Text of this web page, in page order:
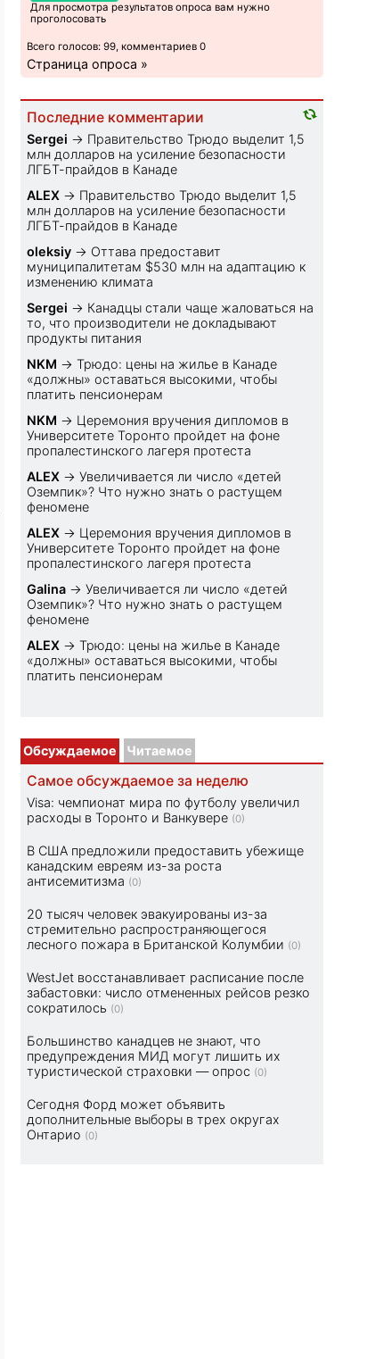
Для просмотра результатов опроса вам нужно
проголосовать
Всего голосов: 99, комментариев 0
Страница опроса »
Последние комментарии
Sеrgei → Правительство Трюдо выделит 1,5
млн долларов на усиление безопасности
ЛГБТ-прайдов в Канаде
ALEX → Правительство Трюдо выделит 1,5
млн долларов на усиление безопасности
ЛГБТ-прайдов в Канаде
oleksiy → Оттава предоставит
муниципалитетам $530 млн на адаптацию к
изменению климата
Sеrgei → Канадцы стали чаще жаловаться на
то, что производители не докладывают
продукты питания
NKM →Трюдо: цены на жилье в Канаде
«должны» оставаться высокими, чтобы
платить пенсионерам
NKM → Церемония вручения дипломов в
Университете Торонто пройдет на фоне
пропалестинского лагеря протеста
ALEX →Увеличивается ли число «детей
Оземпик»? Что нужно знать о растущем
феномене
ALEX → Церемония вручения дипломов в
Университете Торонто пройдет на фоне
пропалестинского лагеря протеста
Galina →Увеличивается ли число «детей
Оземпик»? Что нужно знать о растущем
феномене
ALEX →Трюдо: цены на жилье в Канаде
«должны» оставаться высокими, чтобы
платить пенсионерам
Обсуждаемое Читаемое
Самое обсуждаемое за неделю
Visa: чемпионат мира по футболу увеличил
расходы в Торонто и Ванкувере (0)
В США предложили предоставить убежище
канадским евреям из-за роста
антисемитизма (0)
20 тысяч человек эвакуированы из-за
стремительно распространяющегося
лесного пожара в Британской Колумбии (0)
WestJet восстанавливает расписание после
забастовки: число отмененных рейсов резко
сократилось (0)
Большинство канадцев не знают, что
предупреждения МИД могут лишить их
туристической страховки — опрос (0)
Сегодня Форд может объявить
дополнительные выборы в трех округах
Онтарио (0)